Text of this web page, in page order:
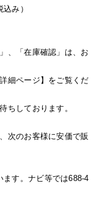
込み）
、「在庫確認」は、お
細ページ】をご覧くだ
ちしております。
次のお客様に安価で販
ます。ナビ等では688-4